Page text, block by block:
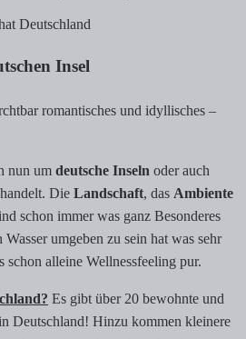
Insel
romantisches und idyllisches –
nun um deutsche Inseln oder auch
Die Landschaft, das Ambiente
schon immer was ganz Besonderes
umgeben zu sein hat was sehr
schon alleine Wellnessfeeling pur.
Es gibt über 20 bewohnte und
Deutschland! Hinzu kommen kleinere